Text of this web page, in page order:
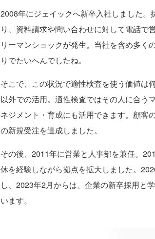
2008年にジェイックへ新卒入社しました
り、資料請求や問い合わせに対して電話で
リーマンショックが発生。当社を含め多く
りでたいへんでしたね。
そこで、この状況で適性検査を使う価値は
以外での活用。適性検査ではその人に合う
ネジメント・育成にも活用できます。顧客
の新規受注を達成しました。
その後、2011年に営業と人事部を兼任。
休を経験しながら拠点を拡大しました。
し、2023年2月からは、企業の新卒採用と
います。